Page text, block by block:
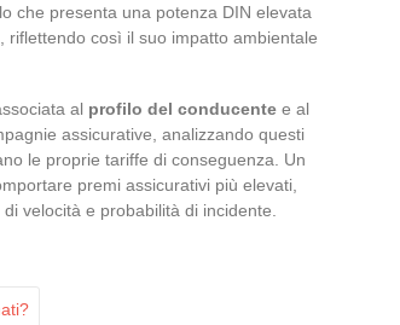
che presenta una potenza DIN elevata
così il suo impatto ambientale
al profilo del conducente e al
assicurative, analizzando questi
le proprie tariffe di conseguenza. Un
premi assicurativi più elevati,
velocità e probabilità di incidente.